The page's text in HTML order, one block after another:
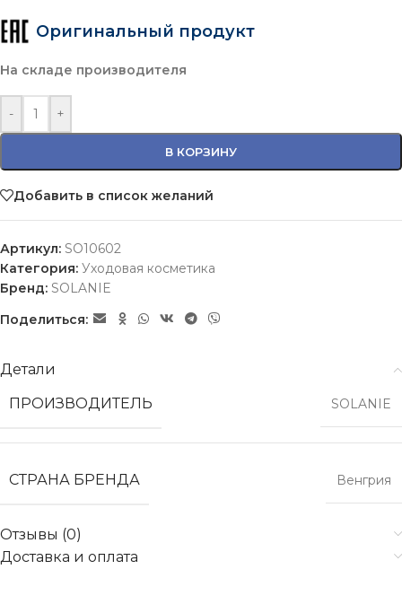
Оригинальный продукт
На складе производителя
- +
В КОРЗИНУ
Добавить в список желаний
Артикул: SO10602
Категория: Уходовая косметика
Бренд: SOLANIE
Поделиться:
Детали
ПРОИЗВОДИТЕЛЬ
SOLANIE
СТРАНА БРЕНДА Венгрия
Отзывы (0)
Доставка и оплата